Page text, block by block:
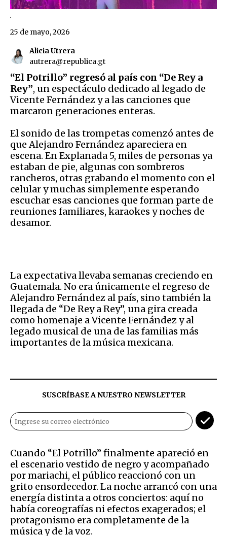
.
Alicia Utrera
autrera@republica.gt
25 de mayo, 2026
“El Potrillo” regresó al país con “De Rey a
Rey”, un espectáculo dedicado al legado de
Vicente Fernández y a las canciones que
marcaron generaciones enteras.
El sonido de las trompetas comenzó antes de
que Alejandro Fernández apareciera en
escena. En Explanada 5, miles de personas ya
estaban de pie, algunas con sombreros
rancheros, otras grabando el momento con el
celular y muchas simplemente esperando
escuchar esas canciones que forman parte de
reuniones familiares, karaokes y noches de
desamor.
La expectativa llevaba semanas creciendo en
Guatemala. No era únicamente el regreso de
Alejandro Fernández al país, sino también la
llegada de “De Rey a Rey”, una gira creada
como homenaje a Vicente Fernández y al
legado musical de una de las familias más
importantes de la música mexicana.
SUSCRÍBASE A NUESTRO NEWSLETTER
Cuando “El Potrillo” finalmente apareció en
el escenario vestido de negro y acompañado
por mariachi, el público reaccionó con un
grito ensordecedor. La noche arrancó con una
energía distinta a otros conciertos: aquí no
había coreografías ni efectos exagerados; el
protagonismo era completamente de la
música y de la voz.